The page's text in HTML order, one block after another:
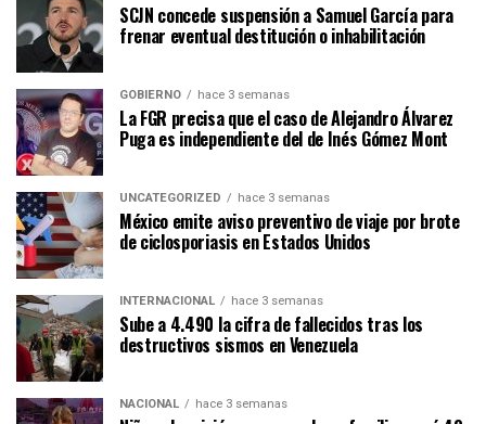
SCJN concede suspensión a Samuel García para
frenar eventual destitución o inhabilitación
GOBIERNO hace 3 semanas
La FGR precisa que el caso de Alejandro Álvarez
Puga es independiente del de Inés Gómez Mont
UNCATEGORIZED hace 3 semanas
México emite aviso preventivo de viaje por brote
de ciclosporiasis en Estados Unidos
INTERNACIONAL hace 3 semanas
Sube a 4.490 la cifra de fallecidos tras los
destructivos sismos en Venezuela
NACIONAL hace 3 semanas